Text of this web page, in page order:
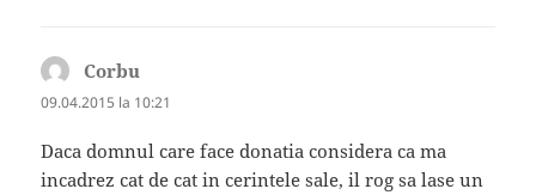
Corbu
09.04.2015 la 10:21
Daca domnul care face donatia considera ca ma
incadrez cat de cat in cerintele sale, il rog sa lase un